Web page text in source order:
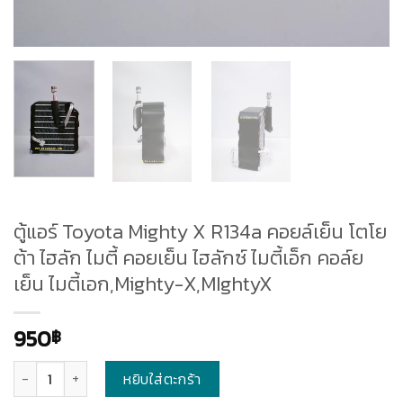
ตู้แอร์ Toyota Mighty X R134a คอยล์เย็น โตโย
ต้า ไฮลัก ไมตี้ คอยเย็น ไฮลักซ์ ไมตี้เอ็ก คอล์ย
เย็น ไมตี้เอก,Mighty-X,MIghtyX
950฿
หยิบใส่ตะกร้า